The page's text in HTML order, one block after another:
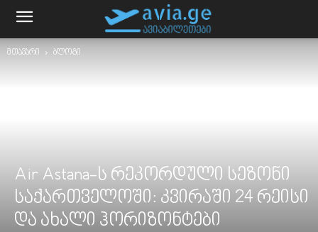
მთავარი ბლოგი
Air Astana-ს რეკორდული სეზონი
საქართველოში: კვირაში 24 რეისი
და ახალი ჰორიზონტები